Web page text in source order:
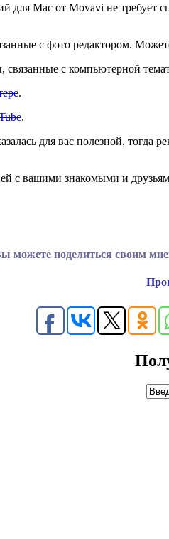
для Mac от Movavi не требует
с фото редактором.
с компьютерной
.
.
для вас полезной, тогда
с вашими знакомыми и
можете поделиться своим